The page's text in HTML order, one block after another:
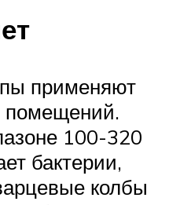
применяют
помещений.
100-320
бактерии,
колбы